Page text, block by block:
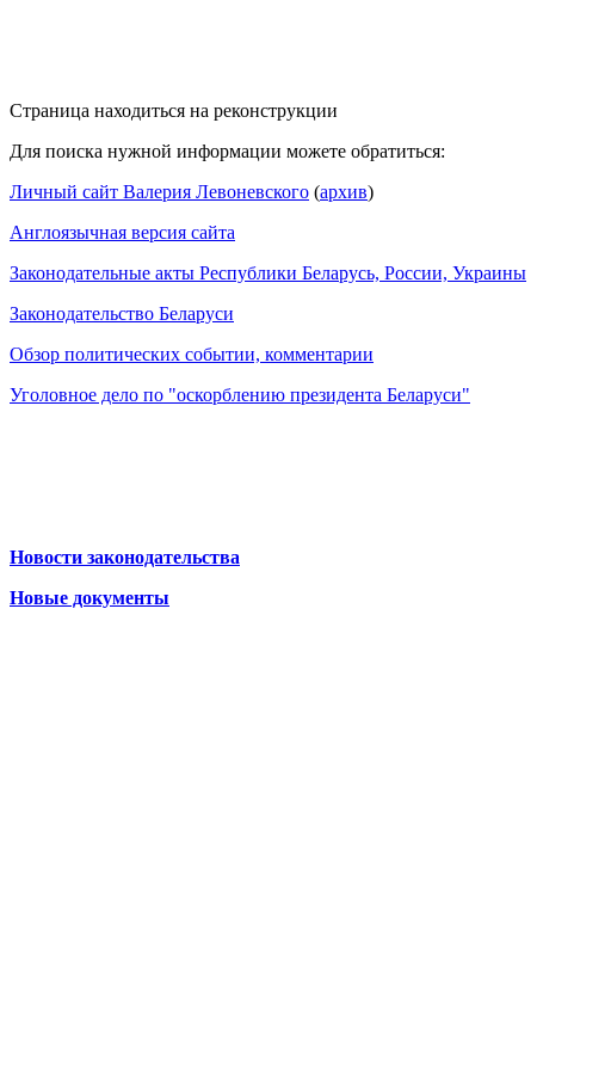
Страница находиться на реконструкции
Для поиска нужной информации можете обратиться:
Личный сайт Валерия Левоневского (архив)
Англоязычная версия сайта
Законодательные акты Республики Беларусь, России, Украины
Законодательство Беларуси
Обзор политических событии, комментарии
Уголовное дело по "оскорблению президента Беларуси"
Новости законодательства
Новые документы